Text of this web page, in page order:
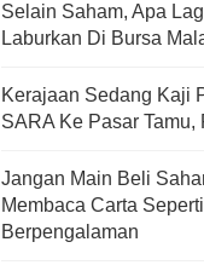
Selain Saham, Apa
Laburkan Di Bursa
Kerajaan Sedang Kaji
SARA Ke Pasar
Jangan Main Beli
Membaca Carta
Berpengalaman